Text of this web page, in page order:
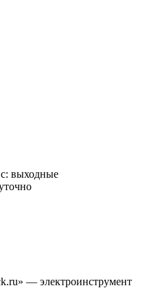
выходные
— электроинструмент